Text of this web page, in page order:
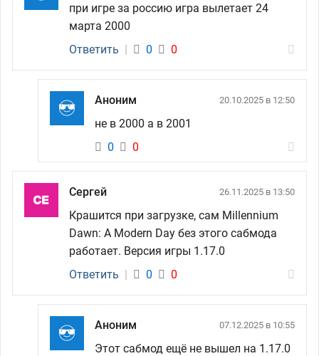
при игре за россию игра вылетает 24
марта 2000
Ответить | 0 0
Аноним 20.10.2025 в 12:50
не в 2000 а в 2001
0
0
Сергей 26.11.2025 в 13:50
Крашится при загрузке, сам Millennium
Dawn: A Modern Day без этого сабмода
работает. Версия игры 1.17.0
Ответить | 0 0
Аноним 07.12.2025 в 10:55
Этот сабмод ещё не вышел на 1.17.0